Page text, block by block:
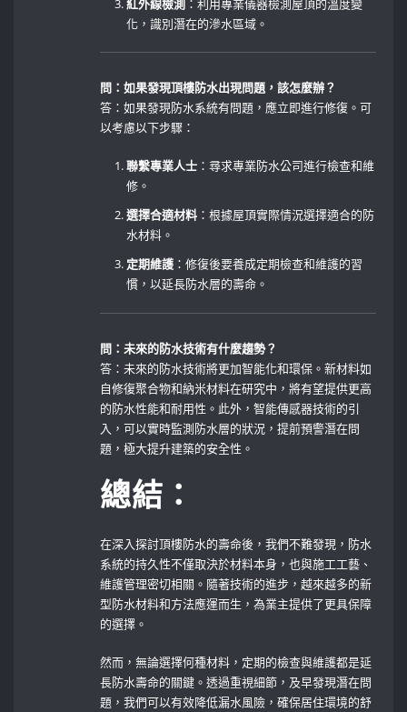
化，識別潛在的滲水區域。
問：如果發現頂樓防水出現問題，該怎麼辦？
答：如果發現防水系統有問題，應立即進行修復。可
以考慮以下步驟：
聯繫專業人士 ：尋求專業防水公司進行檢查和維
修。
選擇合適材料 ：根據屋頂實際情況選擇適合的防
水材料。
定期維護 ：修復後要養成定期檢查和維護的習
慣，以延長防水層的壽命。
問：未來的防水技術有什麼趨勢？
答：未來的防水技術將更加智能化和環保。新材料如
自修復聚合物和納米材料在研究中，將有望提供更高
的防水性能和耐用性。此外，智能傳感器技術的引
入，可以實時監測防水層的狀況，提前預警潛在問
題，極大提升建築的安全性。
總結：
在深入探討頂樓防水的壽命後，我們不難發現，防水
系統的持久性不僅取決於材料本身，也與施工工藝、
維護管理密切相關。隨著技術的進步，越來越多的新
型防水材料和方法應運而生，為業主提供了更具保障
的選擇。
然而，無論選擇何種材料，定期的檢查與維護都是延
長防水壽命的關鍵。透過重視細節，及早發現潛在問
題，我們可以有效降低漏水風險，確保居住環境的舒